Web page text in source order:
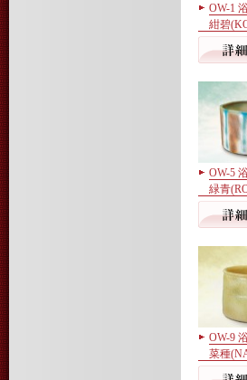
OW-1
紺碧
OW-5
緑青
OW-9
菜種